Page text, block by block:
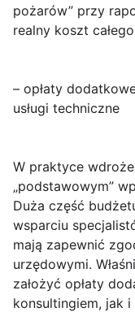
pożarów” przy
realny koszt
– opłaty
usługi techniczne
W praktyce
„podstawowym”
Duża część
wsparciu
mają zapewnić
urzędowymi.
założyć opłaty
konsultingiem, jak